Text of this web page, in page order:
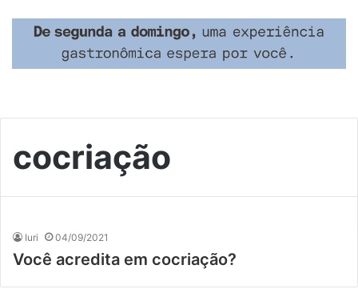
cocriação
Iuri 04/09/2021
Você acredita em cocriação?